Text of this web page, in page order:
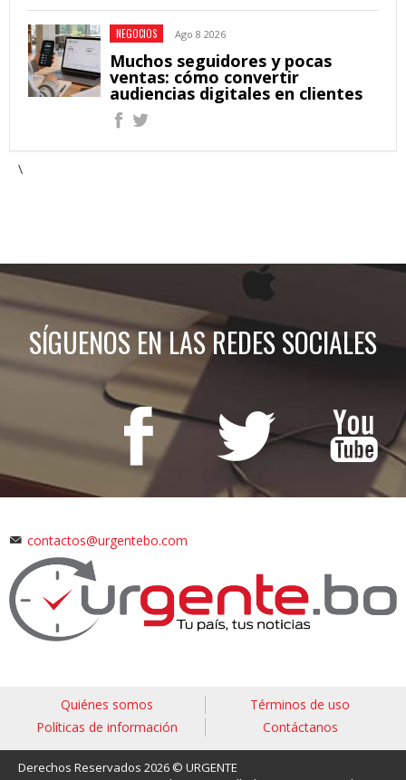
NEGOCIOS Ago 8 2026
Muchos seguidores y pocas
ventas: cómo convertir
audiencias digitales en clientes
\
SÍGUENOS EN LAS REDES SOCIALES
contactos@urgentebo.com
Quiénes somos
Términos de uso
Políticas de información
Contáctanos
Derechos Reservados 2026 © URGENTE